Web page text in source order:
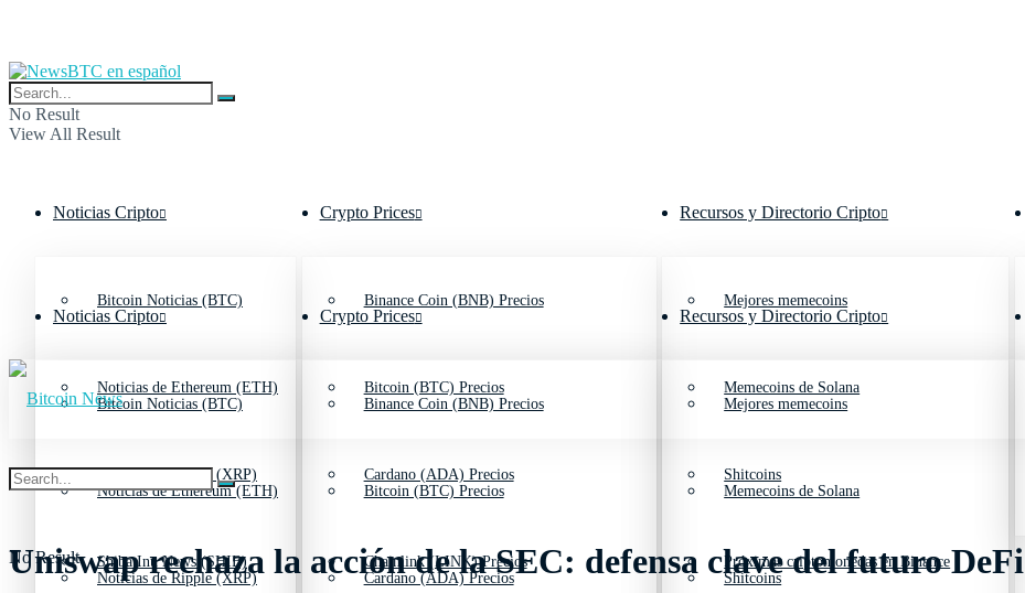
No Result
View All Result
Noticias Cripto
Bitcoin Noticias (BTC)
Noticias de Ethereum (ETH)
Noticias de Ripple (XRP)
Shiba Inu News (SHIB)
Crypto Prices
Binance Coin (BNB) Precios
Bitcoin (BTC) Precios
Cardano (ADA) Precios
Chainlink (LINK) Precios
Recursos y Directorio Cripto
Mejores memecoins
Memecoins de Solana
Shitcoins
Próximas criptomonedas en Binance
Noticias Cripto
Bitcoin Noticias (BTC)
Noticias de Ethereum (ETH)
Noticias de Ripple (XRP)
Crypto Prices
Binance Coin (BNB) Precios
Bitcoin (BTC) Precios
Cardano (ADA) Precios
Recursos y Directorio Cripto
Mejores memecoins
Memecoins de Solana
Shitcoins
No Result
Uniswap rechaza la acción de la SEC: defensa clave del futuro DeFi